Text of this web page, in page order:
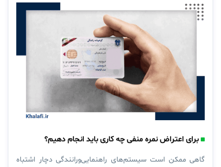
برای اعتراض نمره منفی چه کاری باید انجام دهیم؟
گاهی ممکن است سیستم‌های راهنمایی‌ورانندگی دچار اشتباه